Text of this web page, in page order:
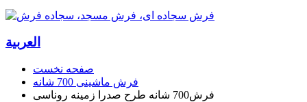
العربیة
صفحه نخست
فرش ماشینی 700 شانه
فرش700 شانه طرح صدرا زمینه روناسی